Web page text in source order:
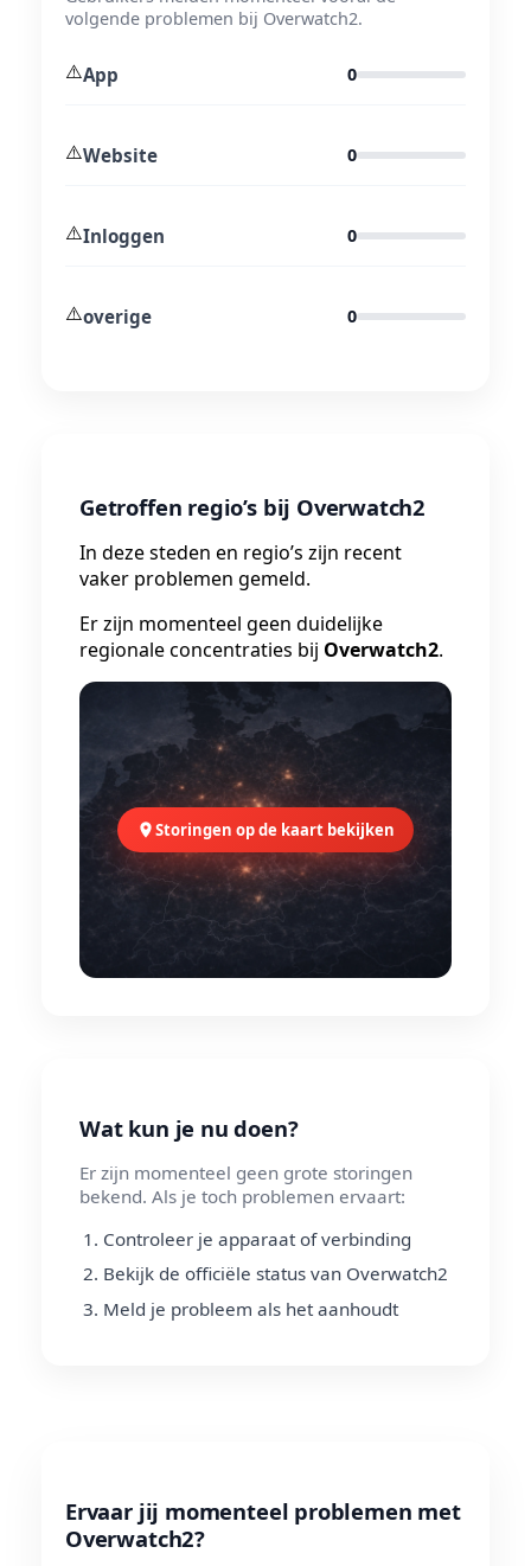
volgende problemen bij Overwatch2.
⚠️App 0
⚠️Website 0
⚠️Inloggen 0
⚠️overige 0
Getroffen regio’s bij Overwatch2
In deze steden en regio’s zijn recent
vaker problemen gemeld.
Er zijn momenteel geen duidelijke
regionale concentraties bij Overwatch2.
Storingen op de kaart bekijken
Wat kun je nu doen?
Er zijn momenteel geen grote storingen
bekend. Als je toch problemen ervaart:
Controleer je apparaat of verbinding
Bekijk de officiële status van Overwatch2
Meld je probleem als het aanhoudt
Ervaar jij momenteel problemen met
Overwatch2?